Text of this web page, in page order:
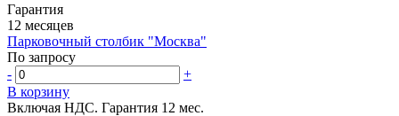
Гарантия
12 месяцев
Парковочный столбик "Москва"
По запросу
-
+
В корзину
Включая НДС. Гарантия 12 мес.